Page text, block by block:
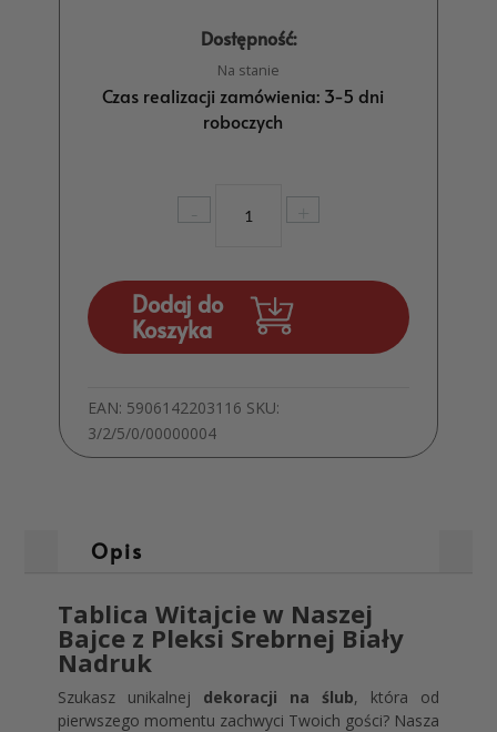
Dostępność:
Na stanie
Czas realizacji zamówienia: 3-5 dni
roboczych
-
Tablica
Naszej
z
Srebrnej
Biały
+
Dodaj do
Koszyka
EAN: 5906142203116 SKU:
3/2/5/0/00000004
Opis
Tablica Witajcie w Naszej
Bajce z Pleksi Srebrnej Biały
Nadruk
Szukasz unikalnej dekoracji na ślub, która od
pierwszego momentu zachwyci Twoich gości? Nasza